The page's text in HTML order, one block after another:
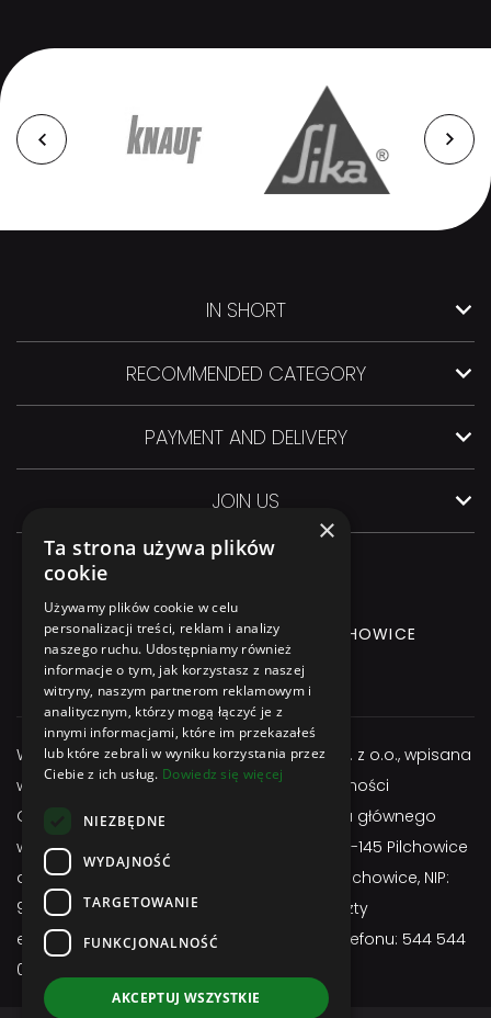
IN SHORT
RECOMMENDED CATEGORY
PAYMENT AND DELIVERY
JOIN US
GLIWICKA 3 Street, 44-145 PILCHOWICE
+48 544 544 064
Właścicielem serwisu jest firma Atexbud Sp. z o.o., wpisana
w Centralnej Ewidencji i Informacji o Działalności
Gospodarczej, posiadającą adres miejsca głównego
wykonywania działalności: ul. Gliwicka 3; 44-145 Pilchowice
adres do doręczeń: ul. Gliwicka 3; 44-145 Pilchowice, NIP:
9691657255, REGON: 524963750, adres poczty
elektronicznej:sklep@atexbud.pl
, numer telefonu: 544 544
064
×
Ta strona używa plików
cookie
Używamy plików cookie w celu
personalizacji treści, reklam i analizy
naszego ruchu. Udostępniamy również
informacje o tym, jak korzystasz z naszej
witryny, naszym partnerom reklamowym i
analitycznym, którzy mogą łączyć je z
innymi informacjami, które im przekazałeś
lub które zebrali w wyniku korzystania przez
Ciebie z ich usług. Dowiedz się więcej
NIEZBĘDNE
WYDAJNOŚĆ
TARGETOWANIE
FUNKCJONALNOŚĆ
AKCEPTUJ WSZYSTKIE